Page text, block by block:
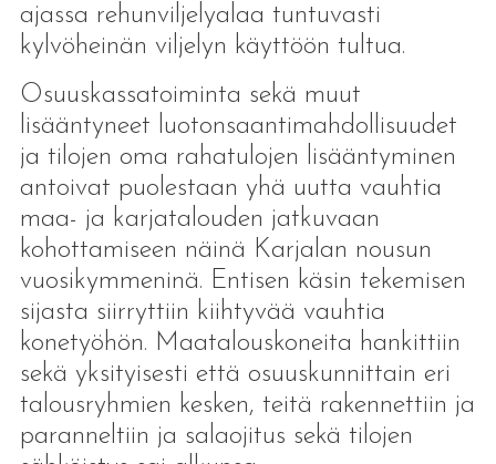
ajassa rehunviljelyalaa tuntuvasti
kylvöheinän viljelyn käyttöön tultua.
Osuuskassatoiminta sekä muut
lisääntyneet luotonsaantimahdollisuudet
ja tilojen oma rahatulojen lisääntyminen
antoivat puolestaan yhä uutta vauhtia
maa- ja karjatalouden jatkuvaan
kohottamiseen näinä Karjalan nousun
vuosikymmeninä. Entisen käsin tekemisen
sijasta siirryttiin kiihtyvää vauhtia
konetyöhön. Maatalouskoneita hankittiin
sekä yksityisesti että osuuskunnittain eri
talousryhmien kesken, teitä rakennettiin ja
paranneltiin ja salaojitus sekä tilojen